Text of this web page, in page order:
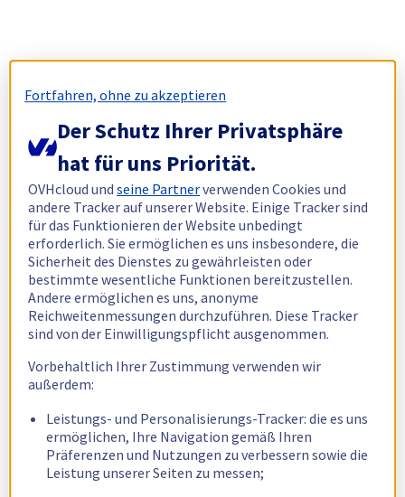
Fortfahren, ohne zu akzeptieren
Der Schutz Ihrer Privatsphäre
hat für uns Priorität.
OVHcloud undseine Partnerverwenden Cookies und
andere Tracker auf unserer Website. Einige Tracker sind
für das Funktionieren der Website unbedingt
erforderlich. Sie ermöglichen es uns insbesondere, die
Sicherheit des Dienstes zu gewährleisten oder
bestimmte wesentliche Funktionen bereitzustellen.
Andere ermöglichen es uns, anonyme
Reichweitenmessungen durchzuführen. Diese Tracker
sind von der Einwilligungspflicht ausgenommen.
Vorbehaltlich Ihrer Zustimmung verwenden wir
außerdem:
Leistungs- und Personalisierungs-Tracker: die es uns
ermöglichen, Ihre Navigation gemäß Ihren
Präferenzen und Nutzungen zu verbessern sowie die
Leistung unserer Seiten zu messen;